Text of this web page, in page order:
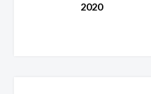
2020